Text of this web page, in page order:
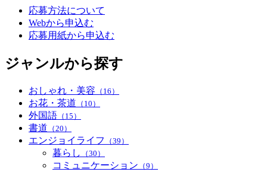
応募方法について
Webから申込む
応募用紙から申込む
ジャンルから探す
おしゃれ・美容 （16）
お花・茶道 （10）
外国語 （15）
書道 （20）
エンジョイライフ （39）
暮らし （30）
コミュニケーション （9）